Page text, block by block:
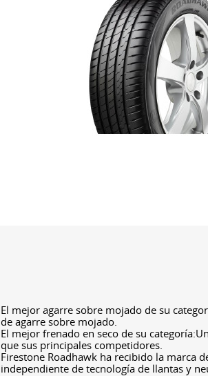
El mejor agarre sobre mojado de su
de agarre sobre mojado.
El mejor frenado en seco de su
que sus principales competidores.
Firestone Roadhawk ha recibido la marca
independiente de tecnología de llantas y